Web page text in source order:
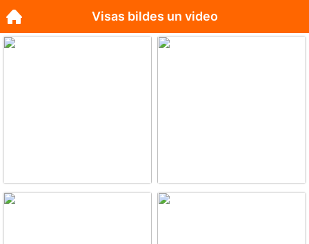
Visas bildes un video